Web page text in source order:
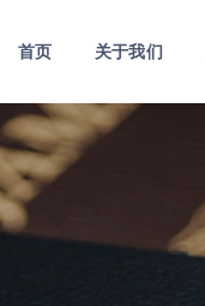
首页 关于我们